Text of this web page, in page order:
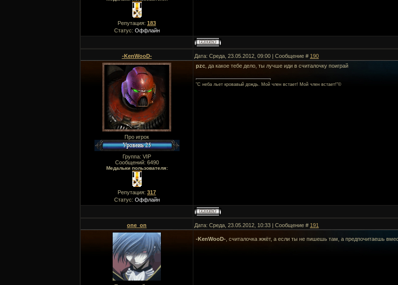
Репутация: 183
Статус: Оффлайн
-KenWooD- Дата: Среда, 23.05.2012, 09:00 | Сообщение # 190
Про игрок
Группа: VIP
Сообщений: 6490
Медальки пользователя:
Репутация: 317
Статус: Оффлайн
pzc , да какое тебе дело, ты лучше иди в считалочку поиграй
"C неба льет кровавый дождь. Мой член встает! Мой член встает!"©
one_on Дата: Среда, 23.05.2012, 10:33 | Сообщение # 191
-KenWooD- , считалочка жжёт, а если ты не пишешь там, а предпочитаешь